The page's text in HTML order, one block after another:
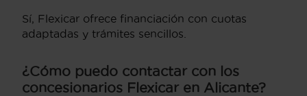
Sí, Flexicar ofrece financiación con cuotas
adaptadas y trámites sencillos.
¿Cómo puedo contactar con los
concesionarios Flexicar en Alicante?